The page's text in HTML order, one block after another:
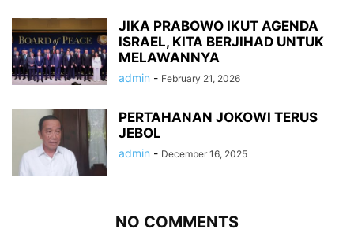
JIKA PRABOWO IKUT AGENDA
ISRAEL, KITA BERJIHAD UNTUK
MELAWANNYA
admin - February 21, 2026
PERTAHANAN JOKOWI TERUS
JEBOL
admin - December 16, 2025
NO COMMENTS